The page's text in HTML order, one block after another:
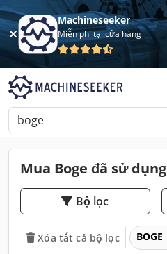
Machineseeker
Miễn phí tại cửa hàng
Mua Boge đã sử dụng
Bộ lọc
Xóa tất cả bộ lọc BOGE